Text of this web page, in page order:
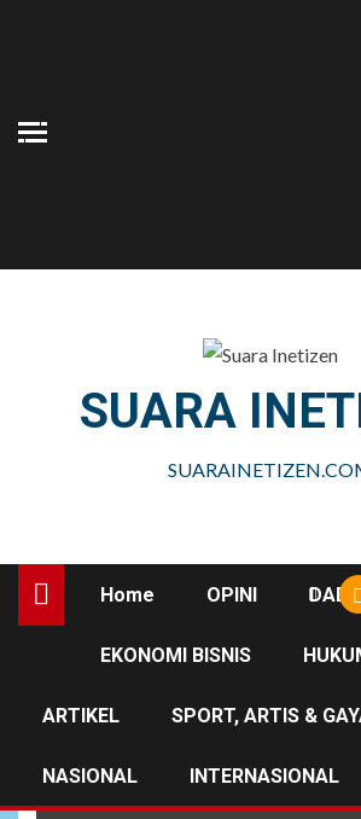
SUARA
Home OPINI
EKONOMI BISNIS
ARTIKEL SPORT, ARTIS &
NASIONAL INTERNASIONAL